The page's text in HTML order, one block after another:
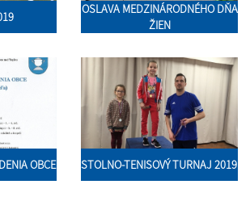
OSLAVA MEDZINÁRODNÉHO DŇA
ŽIEN
OBCE STOLNO-TENISOVÝ TURNAJ 2019